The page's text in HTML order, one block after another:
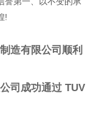
!
造有限公司顺利
司成功通过 TUV